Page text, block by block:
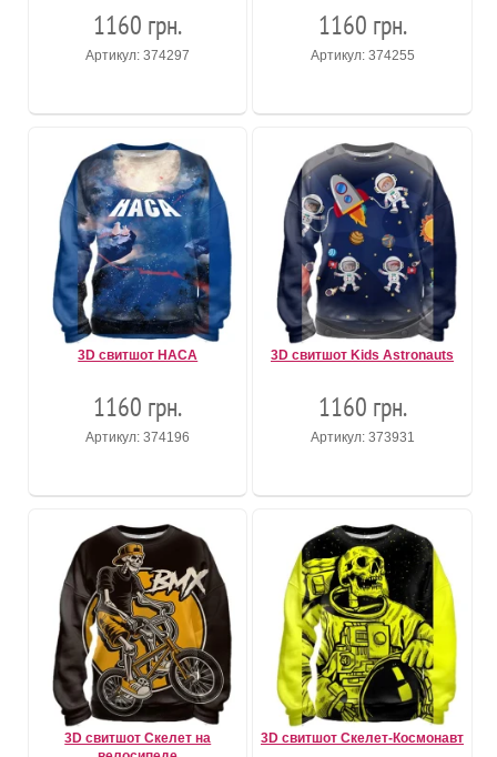
1160 грн.
Артикул: 374297
1160 грн.
Артикул: 374255
3D свитшот НАСА
1160 грн.
Артикул: 374196
3D свитшот Kids Astronauts
1160 грн.
Артикул: 373931
3D свитшот Скелет на
3D свитшот Скелет-Космонавт